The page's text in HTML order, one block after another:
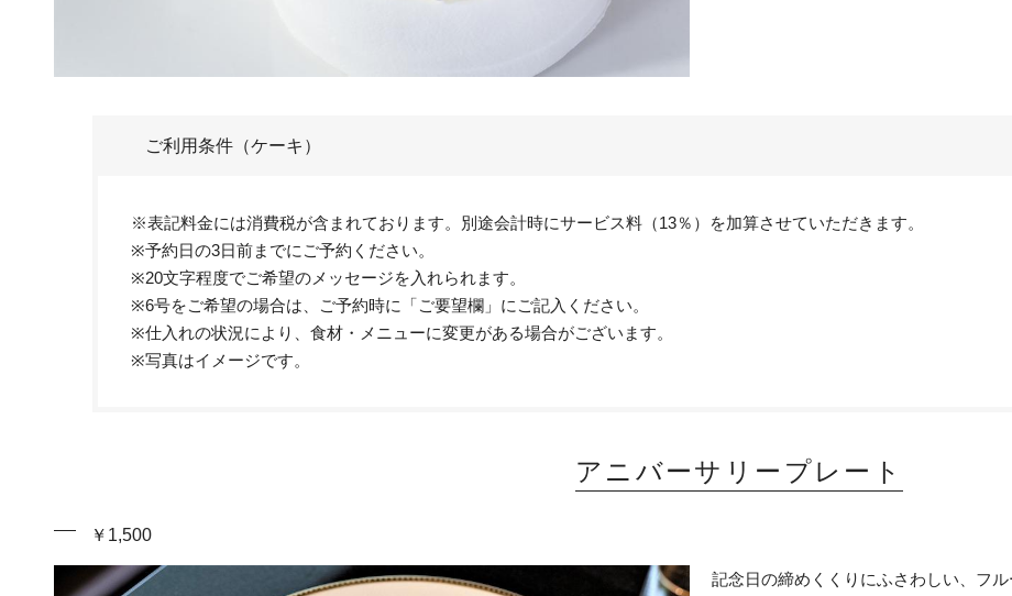
ご利用条件（ケーキ）
※表記料金には消費税が含まれております。別途会計時にサービス料（13％）を加算させていただきます。
※予約日の3日前までにご予約ください。
※20文字程度でご希望のメッセージを入れられます。
※6号をご希望の場合は、ご予約時に「ご要望欄」にご記入ください。
※仕入れの状況により、食材・メニューに変更がある場合がございます。
※写真はイメージです。
アニバーサリープレート
￥1,500
記念日の締めくくりにふさわしい、フ